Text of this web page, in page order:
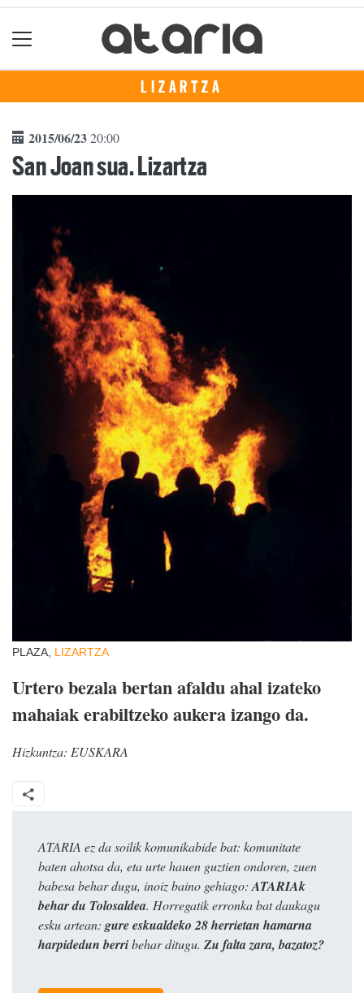
LIZARTZA
2015/06/2320:00
San Joan sua. Lizartza
PLAZA, LIZARTZA
Urtero bezala bertan afaldu ahal izateko
mahaiak erabiltzeko aukera izango da.
Hizkuntza: EUSKARA
ATARIA ez da soilik komunikabide bat: komunitate
baten ahotsa da, eta urte hauen guztien ondoren, zuen
babesa behar dugu, inoiz baino gehiago: ATARIAk
behar du Tolosaldea. Horregatik erronka bat daukagu
esku artean: gure eskualdeko 28 herrietan hamarna
harpidedun berribehar ditugu. Zu falta zara, bazatoz?